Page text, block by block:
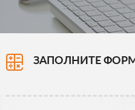
ЗАПОЛНИТЕ